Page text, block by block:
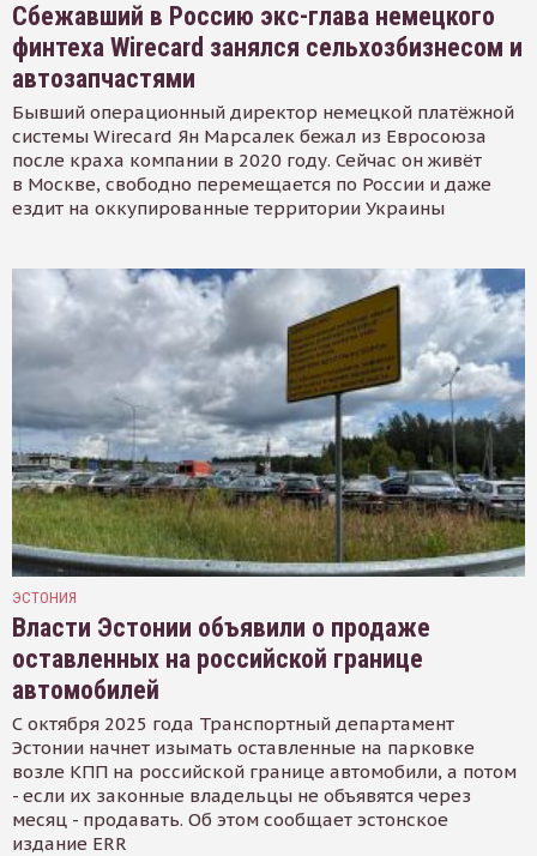
Сбежавший в Россию экс-глава немецкого
финтеха Wirecard занялся сельхозбизнесом и
автозапчастями
Бывший операционный директор немецкой платёжной
системы Wirecard Ян Марсалек бежал из Евросоюза
после краха компании в 2020 году. Сейчас он живёт
в Москве, свободно перемещается по России и даже
ездит на оккупированные территории Украины
ЭСТОНИЯ
Власти Эстонии объявили о продаже
оставленных на российской границе
автомобилей
С октября 2025 года Транспортный департамент
Эстонии начнет изымать оставленные на парковке
возле КПП на российской границе автомобили, а потом
- если их законные владельцы не объявятся через
месяц - продавать. Об этом сообщает эстонское
издание ERR